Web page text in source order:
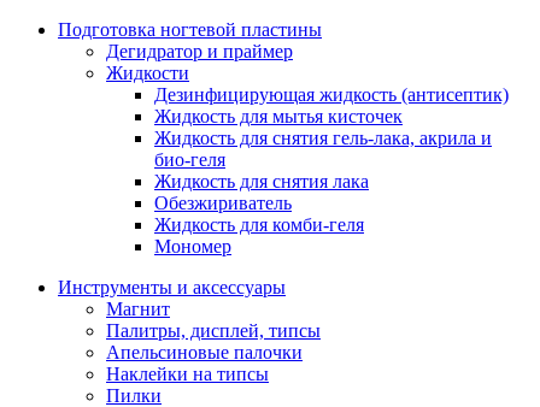
Подготовка ногтевой пластины
Дегидратор и праймер
Жидкости
Дезинфицирующая жидкость (антисептик)
Жидкость для мытья кисточек
Жидкость для снятия гель-лака, акрила и
био-геля
Жидкость для снятия лака
Обезжириватель
Жидкость для комби-геля
Мономер
Инструменты и аксессуары
Магнит
Палитры, дисплей, типсы
Апельсиновые палочки
Наклейки на типсы
Пилки